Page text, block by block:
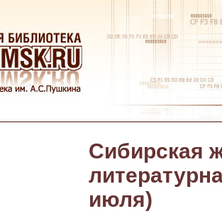
Сибирская
июля)